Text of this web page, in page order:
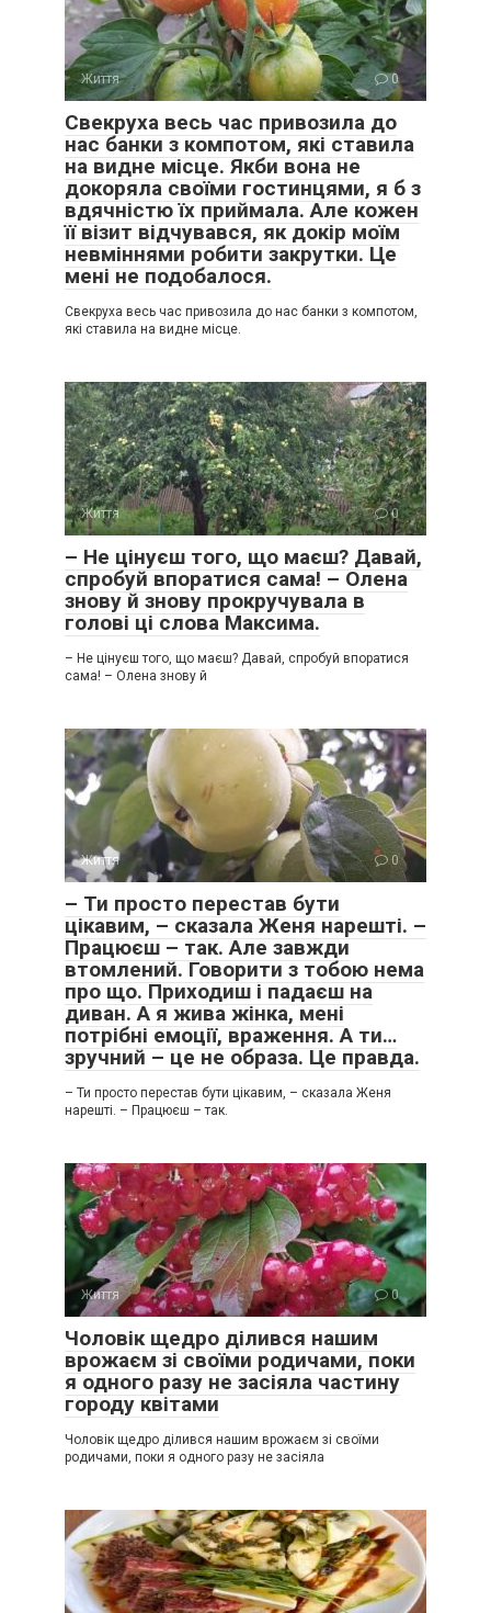
Життя 0
Свекруха весь час привозила до
нас банки з компотом, які ставила
на видне місце. Якби вона не
докоряла своїми гостинцями, я б з
вдячністю їх приймала. Але кожен
її візит відчувався, як докір моїм
невміннями робити закрутки. Це
мені не подобалося.
Свекруха весь час привозила до нас банки з компотом,
які ставила на видне місце.
Життя 0
– Не цінуєш того, що маєш? Давай,
спробуй впоратися сама! – Олена
знову й знову прокручувала в
голові ці слова Максима.
– Не цінуєш того, що маєш? Давай, спробуй впоратися
сама! – Олена знову й
Життя 0
– Ти просто перестав бути
цікавим, – сказала Женя нарешті. –
Працюєш – так. Але завжди
втомлений. Говорити з тобою нема
про що. Приходиш і падаєш на
диван. А я жива жінка, мені
потрібні емоції, враження. А ти…
зручний – це не образа. Це правда.
– Ти просто перестав бути цікавим, – сказала Женя
нарешті. – Працюєш – так.
Життя 0
Чоловік щедро ділився нашим
врожаєм зі своїми родичами, поки
я одного разу не засіяла частину
городу квітами
Чоловік щедро ділився нашим врожаєм зі своїми
родичами, поки я одного разу не засіяла